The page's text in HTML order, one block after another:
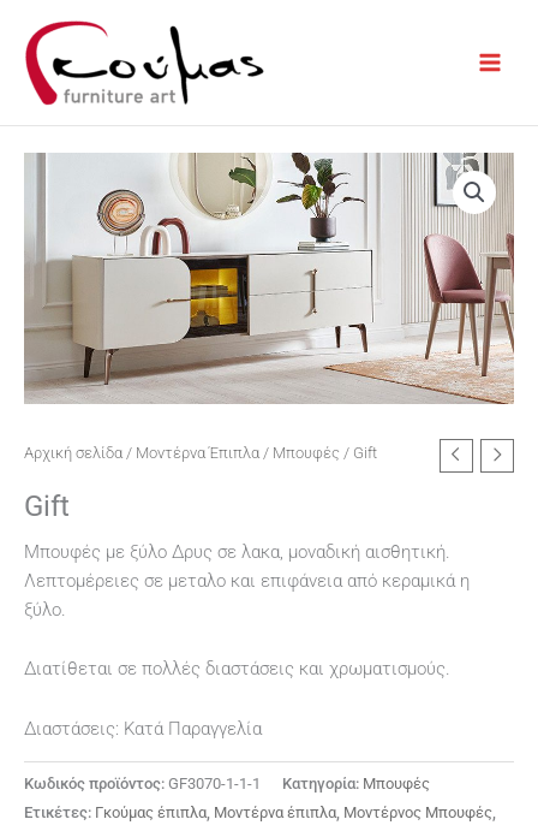
στο
περιεχόμενο
Αρχική σελίδα / Μοντέρνα Έπιπλα / Μπουφές / Gift
Gift
Μπουφές με ξύλο Δρυς σε λακα, μοναδική αισθητική.
Λεπτομέρειες σε μεταλο και επιφάνεια από κεραμικά η
ξύλο.
Διατίθεται σε πολλές διαστάσεις και χρωματισμούς.
Διαστάσεις: Κατά Παραγγελία
Κωδικός προϊόντος: GF3070-1-1-1 Κατηγορία: Μπουφές
Ετικέτες: Γκούμας έπιπλα, Μοντέρνα έπιπλα, Μοντέρνος Μπουφές,